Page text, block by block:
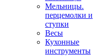
Мельницы.
перцемолки и
ступки
Весы
Кухонные
инструменты